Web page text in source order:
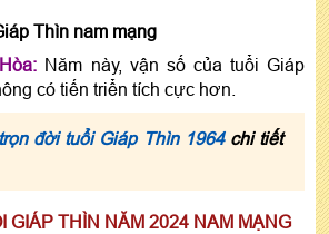
Thìn nam mạng
Năm này, vận số của tuổi Giáp
có tiến triển tích cực hơn.
đời tuổi Giáp Thìn 1964chi tiết
GIÁP THÌN NĂM 2024 NAM MẠNG